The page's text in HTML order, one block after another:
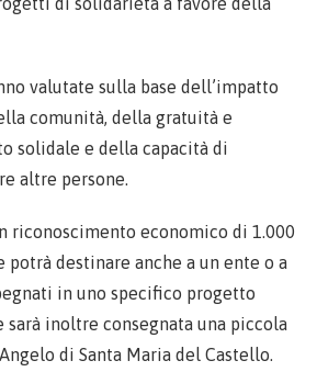
valutate sulla base dell’impatto
comunità, della gratuità e
solidale e della capacità di
altre persone.
riconoscimento economico di 1.000
destinare anche a un ente o a
in uno specifico progetto
inoltre consegnata una piccola
di Santa Maria del Castello.